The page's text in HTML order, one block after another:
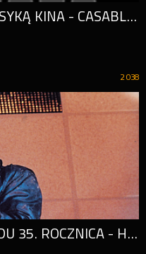
LATO’26\. WAKACJE Z KLASYKĄ KINA - CASABLANCA
2 038
TERMINATOR 2: DZIEŃ SĄDU 35. ROCZNICA - HELIOS REPLAY